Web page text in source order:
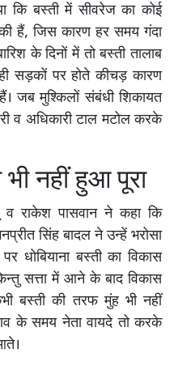
कि बस्ती में सीवरेज का कोई
हैं, जिस कारण हर समय गंदा
के दिनों में तो बस्ती तालाब
सड़कों पर होते कीचड़ कारण
जब मुश्किलों संबंधी शिकायत
व अधिकारी टाल मटोल करके
भी नहीं हुआ पूरा
व राकेश पासवान ने कहा कि
सिंह बादल ने उन्हें भरोसा
धोबियाना बस्ती का विकास
सत्ता में आने के बाद विकास
बस्ती की तरफ मुंह भी नहीं
के समय नेता वायदे तो करके